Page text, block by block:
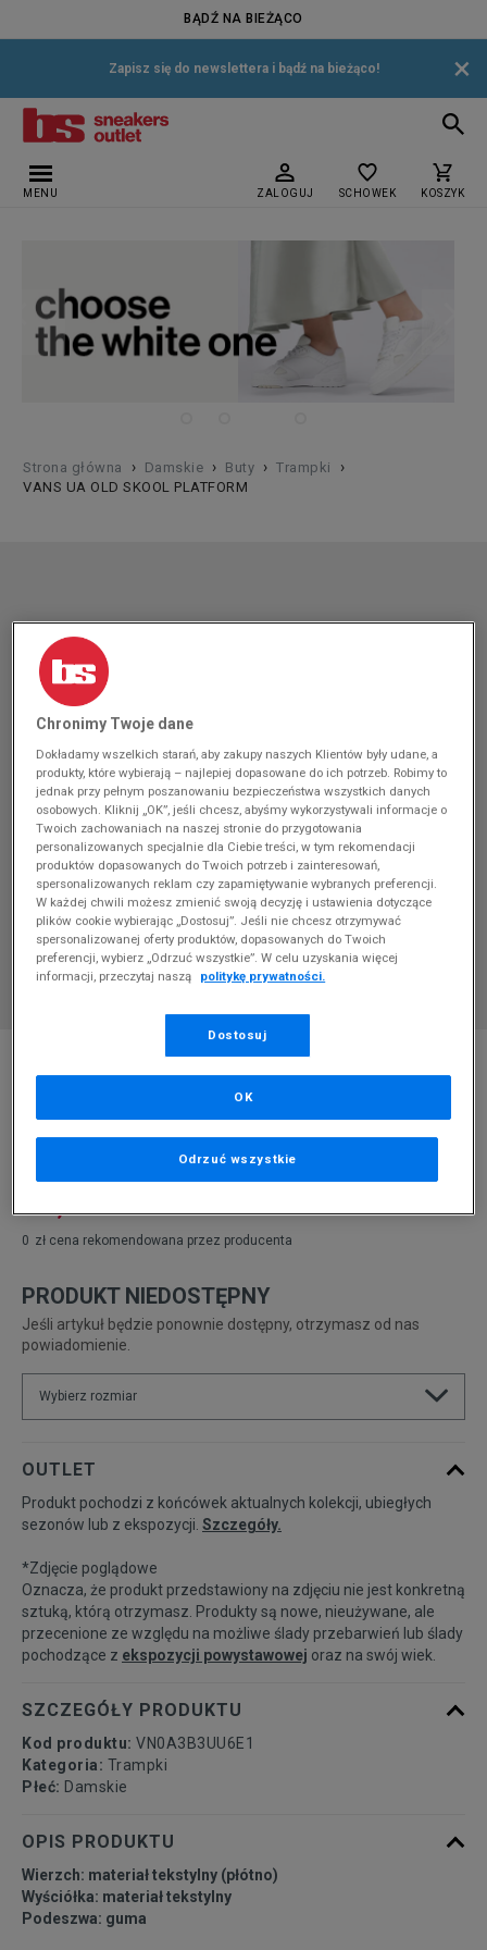
BĄDŹ NA BIEŻĄCO
Zapisz się do newslettera i bądź na bieżąco! ×
MENU ZALOGUJ SCHOWEK KOSZYK
Strona główna › Damskie › Buty › Trampki ›
VANS UA OLD SKOOL PLATFORM
Produkt pochodzi z końcówek aktualnych kolekcji, ubiegłych
sezonów lub z ekspozycji.Szczegóły.
0 zł cena rekomendowana przez producenta
189,99 zł
PRODUKT NIEDOSTĘPNY
Jeśli artykuł będzie ponownie dostępny, otrzymasz od nas
powiadomienie.
Wybierz rozmiar
36,5 23 cm Powiadom o dostępności
37 23,5 cm
38,5 24,5 cm Powiadom o dostępności
40 25,5 cm
OUTLET
Produkt pochodzi z końcówek aktualnych kolekcji, ubiegłych
sezonów lub z ekspozycji. Szczegóły.
*Zdjęcie poglądowe
Oznacza, że produkt przedstawiony na zdjęciu nie jest konkretną
sztuką, którą otrzymasz. Produkty są nowe, nieużywane, ale
przecenione ze względu na możliwe ślady przebarwień lub ślady
pochodzące z ekspozycji powystawowej oraz na swój wiek.
SZCZEGÓŁY PRODUKTU
Kod produktu: VN0A3B3UU6E1
Kategoria: Trampki
Płeć: Damskie
OPIS PRODUKTU
Wierzch: materiał tekstylny (płótno)
Wyściółka: materiał tekstylny
Podeszwa: guma
Chronimy Twoje dane
Dokładamy wszelkich starań, aby zakupy naszych Klientów były udane, a
produkty, które wybierają – najlepiej dopasowane do ich potrzeb. Robimy to
jednak przy pełnym poszanowaniu bezpieczeństwa wszystkich danych
osobowych. Kliknij „OK”, jeśli chcesz, abyśmy wykorzystywali informacje o
Twoich zachowaniach na naszej stronie do przygotowania
personalizowanych specjalnie dla Ciebie treści, w tym rekomendacji
produktów dopasowanych do Twoich potrzeb i zainteresowań,
spersonalizowanych reklam czy zapamiętywanie wybranych preferencji.
W każdej chwili możesz zmienić swoją decyzję i ustawienia dotyczące
plików cookie wybierając „Dostosuj”. Jeśli nie chcesz otrzymywać
spersonalizowanej oferty produktów, dopasowanych do Twoich
preferencji, wybierz „Odrzuć wszystkie”. W celu uzyskania więcej
informacji, przeczytaj naszą
politykę prywatności.
Dostosuj
Odrzuć wszystkie
OK